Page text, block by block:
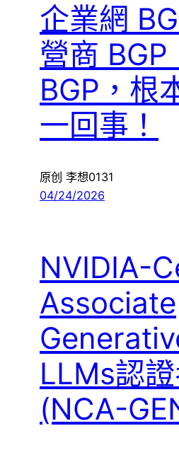
企業網
營商 BGP
BGP，根
一回事！
原创 李想0131
04/24/2026
NVIDIA-
Associate
LLMs認
(NCA-